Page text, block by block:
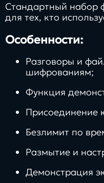
Стандартный набор
для тех, кто
Особенности:
Разговоры и
шифрованиям;
Функция
Присоединение
Безлимит по
Размытие и
Демонстрация